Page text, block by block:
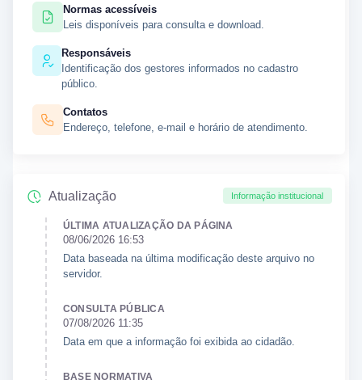
Normas acessíveis
Leis disponíveis para consulta e download.
Responsáveis
Identificação dos gestores informados no cadastro
público.
Contatos
Endereço, telefone, e-mail e horário de atendimento.
Atualização Informação institucional
ÚLTIMA ATUALIZAÇÃO DA PÁGINA
08/06/2026 16:53
Data baseada na última modificação deste arquivo no
servidor.
CONSULTA PÚBLICA
07/08/2026 11:35
Data em que a informação foi exibida ao cidadão.
BASE NORMATIVA